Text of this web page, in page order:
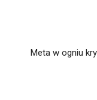
Meta w ogniu